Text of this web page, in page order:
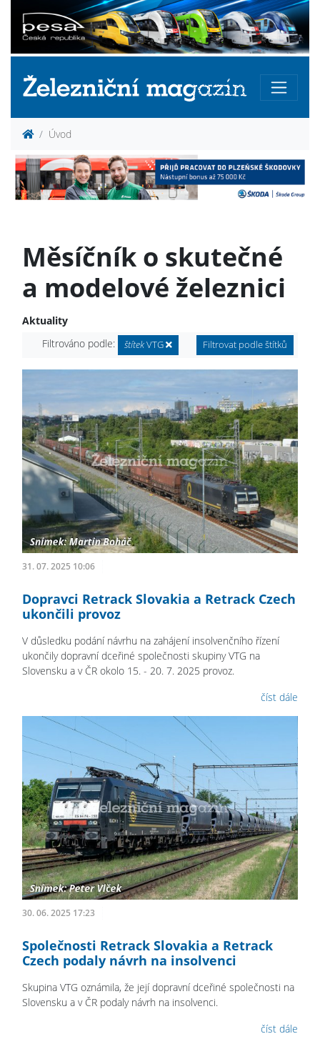
Úvod
Měsíčník o skutečné
a modelové železnici
Aktuality
Filtrováno podle:
štítekVTG Filtrovat podle štítků
31. 07. 2025 10:06
Dopravci Retrack Slovakia a Retrack Czech
ukončili provoz
V důsledku podání návrhu na zahájení insolvenčního řízení
ukončily dopravní dceřiné společnosti skupiny VTG na
Slovensku a v ČR okolo 15. - 20. 7. 2025 provoz.
číst dále
30. 06. 2025 17:23
Společnosti Retrack Slovakia a Retrack
Czech podaly návrh na insolvenci
Skupina VTG oznámila, že její dopravní dceřiné společnosti na
Slovensku a v ČR podaly návrh na insolvenci.
číst dále